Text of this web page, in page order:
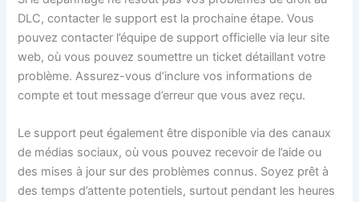
DLC, contacter le support est la prochaine étape. Vous
pouvez contacter l’équipe de support officielle via leur site
web, où vous pouvez soumettre un ticket détaillant votre
problème. Assurez-vous d’inclure vos informations de
compte et tout message d’erreur que vous avez reçu.
Le support peut également être disponible via des canaux
de médias sociaux, où vous pouvez recevoir de l’aide ou
des mises à jour sur des problèmes connus. Soyez prêt à
des temps d’attente potentiels, surtout pendant les heures